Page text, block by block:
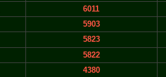
6011
5903
5823
5822
4380